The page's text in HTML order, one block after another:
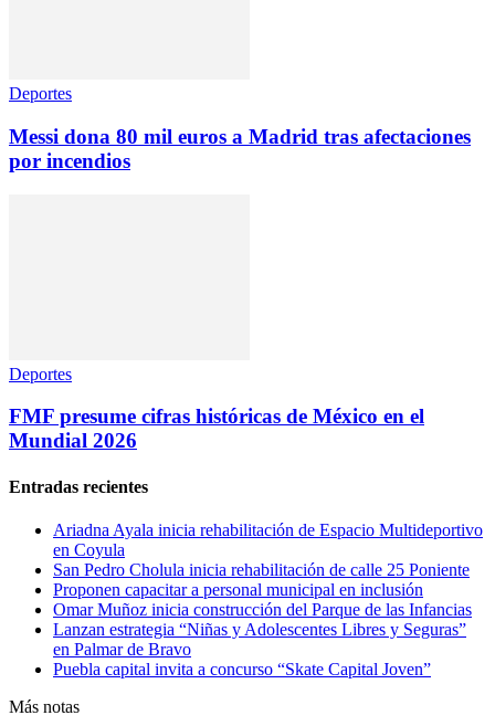
Deportes
Messi dona 80 mil euros a Madrid tras afectaciones
por incendios
Deportes
FMF presume cifras históricas de México en el
Mundial 2026
Entradas recientes
Ariadna Ayala inicia rehabilitación de Espacio Multideportivo
en Coyula
San Pedro Cholula inicia rehabilitación de calle 25 Poniente
Proponen capacitar a personal municipal en inclusión
Omar Muñoz inicia construcción del Parque de las Infancias
Lanzan estrategia “Niñas y Adolescentes Libres y Seguras”
en Palmar de Bravo
Puebla capital invita a concurso “Skate Capital Joven”
Más notas